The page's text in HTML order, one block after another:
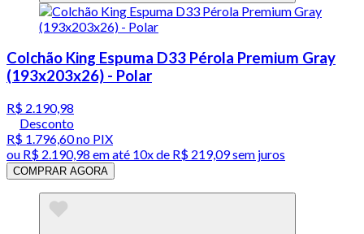
Colchão King Espuma D33 Pérola Premium Gray
(193x203x26) - Polar
R$ 2.190,98
Desconto
R$ 1.796,60no PIX
ou R$ 2.190,98 em até 10x de R$ 219,09 sem juros
COMPRAR AGORA